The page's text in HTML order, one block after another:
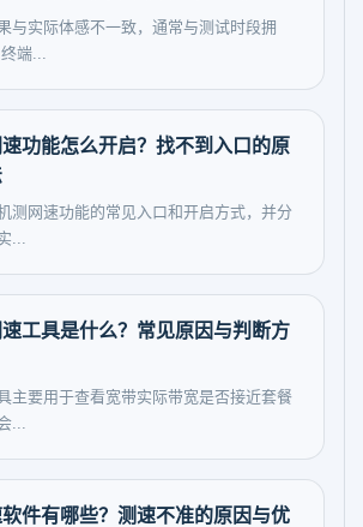
与实际体感不一致，通常与测试时段拥
端...
功能怎么开启？找不到入口的原
测网速功能的常见入口和开启方式，并分
...
工具是什么？常见原因与判断方
主要用于查看宽带实际带宽是否接近套餐
...
软件有哪些？测速不准的原因与优